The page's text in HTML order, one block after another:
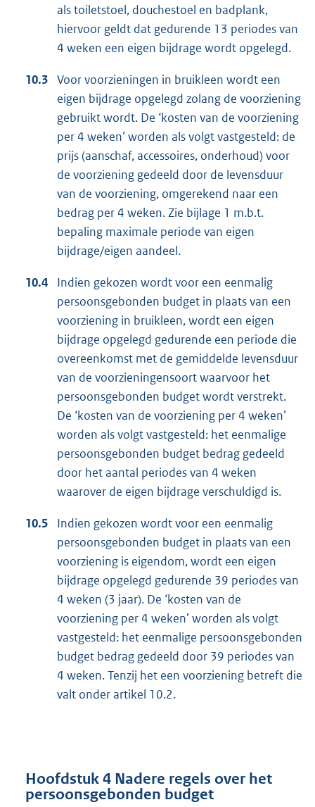
als toiletstoel, douchestoel en badplank,
hiervoor geldt dat gedurende 13 periodes van
4 weken een eigen bijdrage wordt opgelegd.
10.3 Voor voorzieningen in bruikleen wordt een
eigen bijdrage opgelegd zolang de voorziening
gebruikt wordt. De ‘kosten van de voorziening
per 4 weken’ worden als volgt vastgesteld: de
prijs (aanschaf, accessoires, onderhoud) voor
de voorziening gedeeld door de levensduur
van de voorziening, omgerekend naar een
bedrag per 4 weken. Zie bijlage 1 m.b.t.
bepaling maximale periode van eigen
bijdrage/eigen aandeel.
10.4
Indien gekozen wordt voor een eenmalig
persoonsgebonden budget in plaats van een
voorziening in bruikleen, wordt een eigen
bijdrage opgelegd gedurende een periode die
overeenkomst met de gemiddelde levensduur
van de voorzieningensoort waarvoor het
persoonsgebonden budget wordt verstrekt.
De ‘kosten van de voorziening per 4 weken’
worden als volgt vastgesteld: het eenmalige
persoonsgebonden budget bedrag gedeeld
door het aantal periodes van 4 weken
waarover de eigen bijdrage verschuldigd is.
10.5
Indien gekozen wordt voor een eenmalig
persoonsgebonden budget in plaats van een
voorziening is eigendom, wordt een eigen
bijdrage opgelegd gedurende 39 periodes van
4 weken (3 jaar). De ‘kosten van de
voorziening per 4 weken’ worden als volgt
vastgesteld: het eenmalige persoonsgebonden
budget bedrag gedeeld door 39 periodes van
4 weken. Tenzij het een voorziening betreft die
valt onder artikel 10.2.
Hoofdstuk 4 Nadere regels over het
persoonsgebonden budget